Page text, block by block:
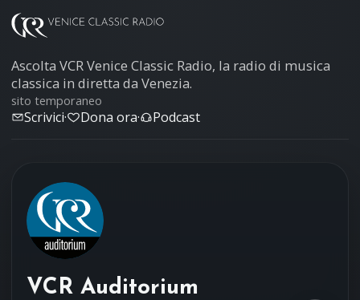
Ascolta VCR Venice Classic Radio, la radio di musica
classica in diretta da Venezia.
sito temporaneo
Scrivici· Dona ora· Podcast
VCR Auditorium